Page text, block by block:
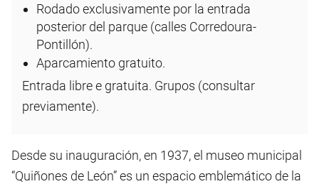
Rodado exclusivamente por la entrada
posterior del parque (calles Corredoura-
Pontillón).
Aparcamiento gratuito.
Entrada libre e gratuita. Grupos (consultar
previamente).
Desde su inauguración, en 1937, el museo municipal
“Quiñones de León” es un espacio emblemático de la